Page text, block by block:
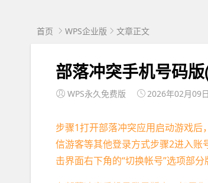
首页 WPS企业版 文章正文
部落冲突手机号码
WPS永久免费版 2026年02月09
步骤1打开部落冲突应用启动游戏后
信游客等其他登录方式步骤2进入账
击界面右下角的“切换帐号”选项部分